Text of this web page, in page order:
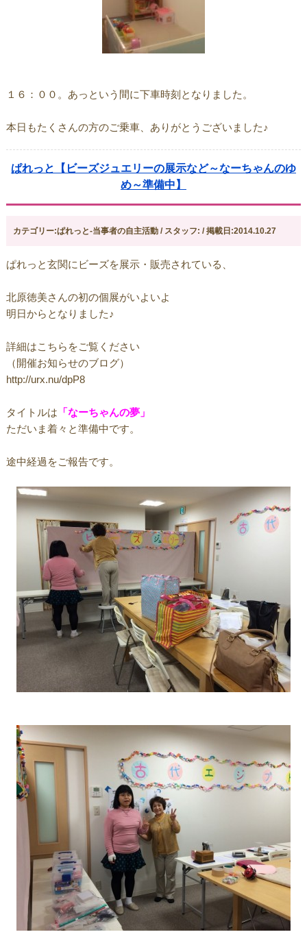
１６：００。あっという間に下車時刻となりました。
本日もたくさんの方のご乗車、ありがとうございました♪
ぱれっと【ビーズジュエリーの展示など～なーちゃんのゆ
め～準備中】
カテゴリー:ぱれっと-当事者の自主活動 / スタッフ: / 掲載日:2014.10.27
ぱれっと玄関にビーズを展示・販売されている、
北原徳美さんの初の個展がいよいよ
明日からとなりました♪
詳細はこちらをご覧ください
（開催お知らせのブログ）
http://urx.nu/dpP8
タイトルは 「なーちゃんの夢」
ただいま着々と準備中です。
途中経過をご報告です。